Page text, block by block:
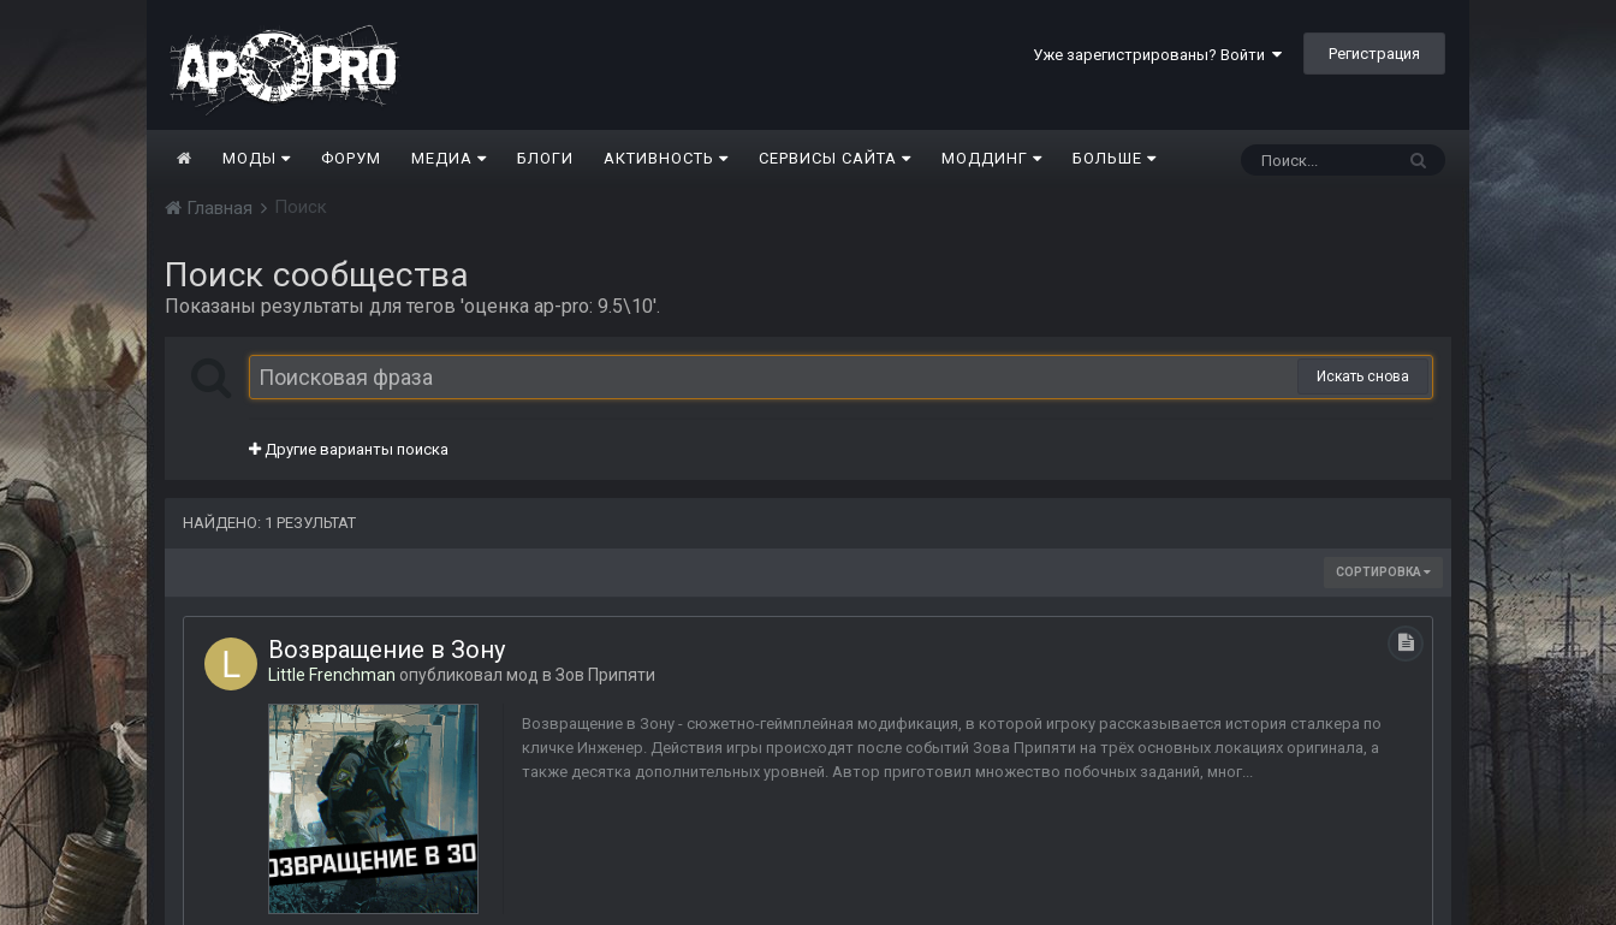
Уже зарегистрированы? Войти Регистрация
МОДЫ ФОРУМ МЕДИА БЛОГИ АКТИВНОСТЬ СЕРВИСЫ САЙТА МОДДИНГ БОЛЬШЕ
Главная Поиск
Поиск сообщества
Показаны результаты для тегов 'оценка ap-pro: 9.5\10'.
Искать снова
Другие варианты поиска
НАЙДЕНО: 1 РЕЗУЛЬТАТ
СОРТИРОВКА
Возвращение в Зону
Little Frenchman опубликовал мод в Зов Припяти
Возвращение в Зону - сюжетно-геймплейная модификация, в которой игроку рассказывается история сталкера по
кличке Инженер. Действия игры происходят после событий Зова Припяти на трёх основных локациях оригинала, а
также десятка дополнительных уровней. Автор приготовил множество побочных заданий, мног...